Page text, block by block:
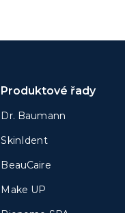
Produktové řady
Dr. Baumann
SkinIdent
BeauCaire
Make UP